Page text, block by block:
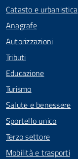
Catasto e urbanistica
Anagrafe
Autorizzazioni
Tributi
Educazione
Turismo
Salute e benessere
Sportello unico
Terzo settore
Mobilità e trasporti